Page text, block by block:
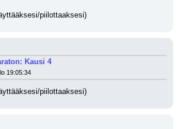
piilottaaksesi)
Kausi 4
19:05:34
piilottaaksesi)